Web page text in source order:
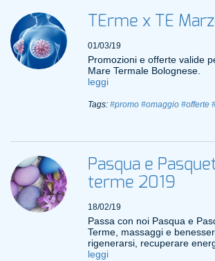
TErme x TE
01/03/19
Promozioni e offerte valide
Mare Termale Bolognese.
leggi
Tags: #promo #omaggio #offerte
Pasqua e
terme 2019
18/02/19
Passa con noi Pasqua e
Terme, massaggi e
rigenerarsi, recuperare
leggi